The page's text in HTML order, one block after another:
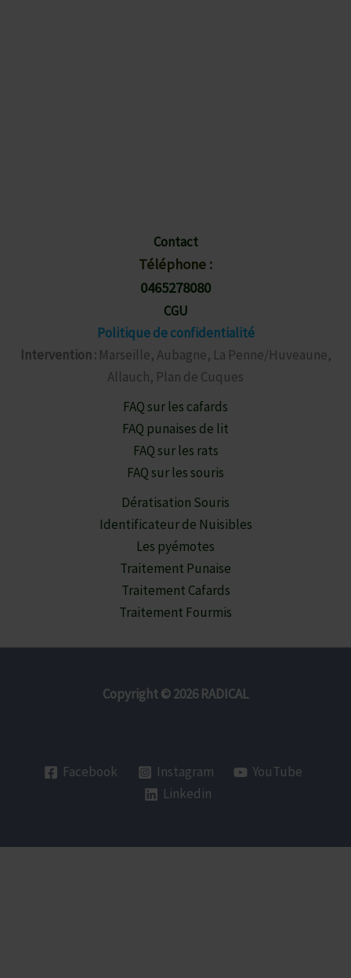
Contact
Téléphone :
0465278080
CGU
Politique de confidentialité
Intervention :Marseille, Aubagne, La Penne/Huveaune,
Allauch, Plan de Cuques
FAQ sur les cafards
FAQ punaises de lit
FAQ sur les rats
FAQ sur les souris
Dératisation Souris
Identificateur de Nuisibles
Les pyémotes
Traitement Punaise
Traitement Cafards
Traitement Fourmis
Copyright © 2026 RADICAL
Facebook Instagram
YouTube
Linkedin